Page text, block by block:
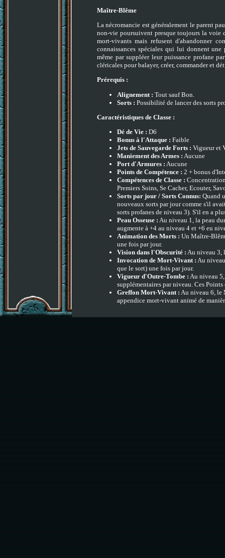
Maître-Blême
La nécromancie est généralement le parent
non-vie poursuivent presque toujours la voie
mort-vivants mais refusent d'abandonner
connaissances spéciales qui lui donnent
même par suppléer leur puissance profane
cléricales pour balayer, créer, commander et
Prérequis :
Alignement : Tout sauf Bon.
Sorts : Possibilité de lancer des sorts
Caractéristiques de Classe :
Dé de Vie : D6
Bonus à l'Attaque : Faible
Jets de Sauvegarde Forts : Vigueur et
Maniement des Armes :Aucune
Port d'Armures :Aucune
Points de Compétence : 2 + bonus
Compétences de Classe :
Premiers Soins, Se Cacher, Ecouter,
Sorts par jour / Sorts Connus: Quand
nouveaux sorts par jour comme s'il
sorts profanes de niveau 3). S'il en a
Peau Osseuse :Au niveau 1, la peau
augmente à +4 au niveau 4 et +6 eu
Animation des Morts : Un Maître-
une fois par jour.
Vision dans l'Obscurité :Au niveau 3,
Invocation de Mort-Vivant :Au
que le sort) une fois par jour.
Vigueur d'Outre-Tombe :Au niveau
supplémentaires par niveau. Ces
Greffon Mort-Vivant :Au niveau 6, le
appendice mort-vivant animé de